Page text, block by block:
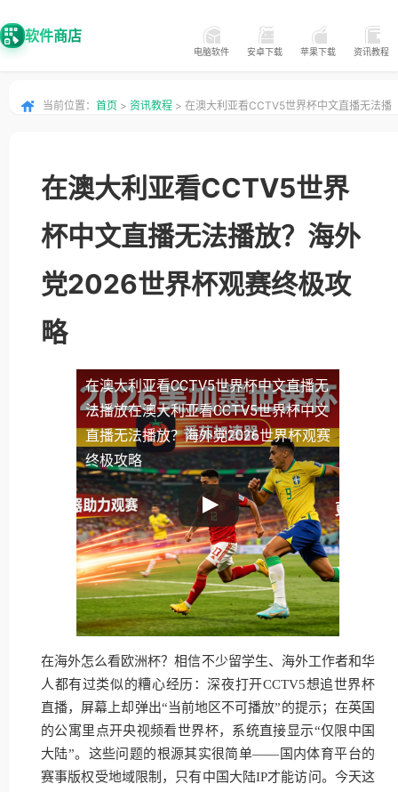
软件商店
电脑软件 安卓下载 苹果下载 资讯教程
当前位置： 首页 > 资讯教程 > 在澳大利亚看CCTV5世界杯中文直播无法播
在澳大利亚看CCTV5世界
杯中文直播无法播放？海外
党2026世界杯观赛终极攻
略
在澳大利亚看CCTV5世界杯中文直播无
法播放在澳大利亚看CCTV5世界杯中文
直播无法播放？海外党2026世界杯观赛
终极攻略
在海外怎么看欧洲杯？相信不少留学生、海外工作者和华
人都有过类似的糟心经历：深夜打开CCTV5想追世界杯
直播，屏幕上却弹出“当前地区不可播放”的提示；在英国
的公寓里点开央视频看世界杯，系统直接显示“仅限中国
大陆”。这些问题的根源其实很简单——国内体育平台的
赛事版权受地域限制，只有中国大陆IP才能访问。今天这